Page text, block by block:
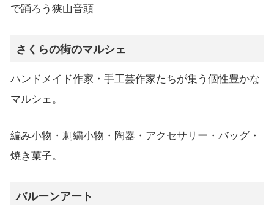
で踊ろう狭山音頭
さくらの街のマルシェ
ハンドメイド作家・手工芸作家たちが集う個性豊かな
マルシェ。
編み小物・刺繍小物・陶器・アクセサリー・バッグ・
焼き菓子。
バルーンアート